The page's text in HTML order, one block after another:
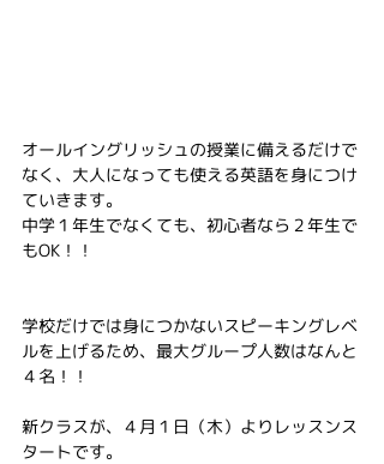
オールイングリッシュの授業に備えるだけで
なく、大人になっても使える英語を身につけ
ていきます。
中学１年生でなくても、初心者なら２年生で
もOK！！
学校だけでは身につかないスピーキングレベ
ルを上げるため、最大グループ人数はなんと
４名！！
新クラスが、４月１日（木）よりレッスンス
タートです。